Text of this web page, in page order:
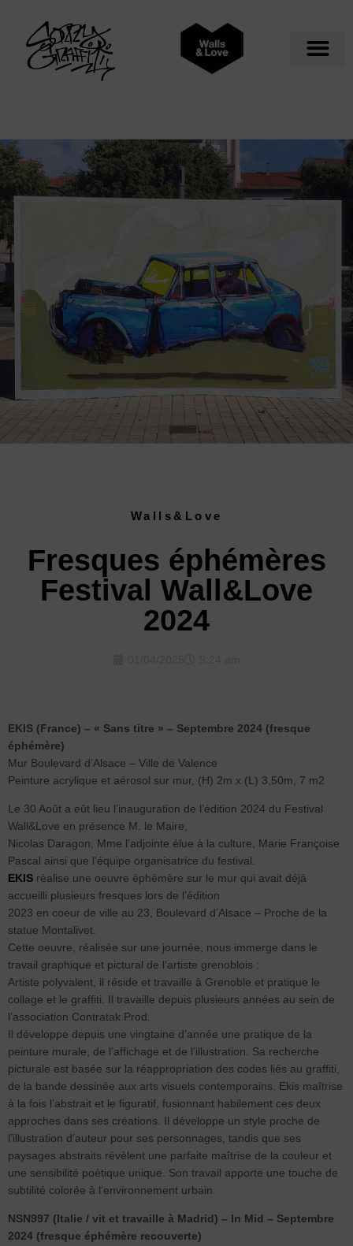
Walls&Love
Fresques éphémères
Festival Wall&Love
2024
EKIS (France) – « Sans titre » – Septembre 2024 (fresque
éphémère)
Mur Boulevard d’Alsace – Ville de Valence
Peinture acrylique et aérosol sur mur, (H) 2m x (L) 3,50m, 7 m2
Le 30 Août a eût lieu l’inauguration de l’édition 2024 du Festival
Wall&Love en présence M. le Maire,
Nicolas Daragon, Mme l’adjointe élue à la culture, Marie Françoise
Pascal ainsi que l’équipe organisatrice du festival.
EKIS réalise une oeuvre éphémère sur le mur qui avait déjà
accueilli plusieurs fresques lors de l’édition
2023 en coeur de ville au 23, Boulevard d’Alsace – Proche de la
statue Montalivet.
Cette oeuvre, réalisée sur une journée, nous immerge dans le
travail graphique et pictural de l’artiste grenoblois :
Artiste polyvalent, il réside et travaille à Grenoble et pratique le
collage et le graffiti. Il travaille depuis plusieurs années au sein de
l’association Contratak Prod.
Il développe depuis une vingtaine d’année une pratique de la
peinture murale, de l’affichage et de l’illustration. Sa recherche
picturale est basée sur la réappropriation des codes liés au graffiti,
de la bande dessinée aux arts visuels contemporains. Ekis maîtrise
à la fois l’abstrait et le figuratif, fusionnant habilement ces deux
approches dans ses créations. Il développe un style proche de
l’illustration d’auteur pour ses personnages, tandis que ses
paysages abstraits révèlent une parfaite maîtrise de la couleur et
une sensibilité poétique unique. Son travail apporte une touche de
subtilité colorée à l’environnement urbain.
NSN997 (Italie / vit et travaille à Madrid) – In Mid – Septembre
2024 (fresque éphémère recouverte)